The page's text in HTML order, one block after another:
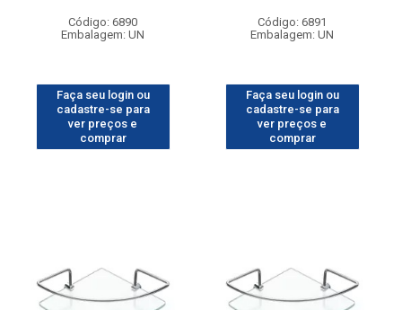
Código: 6890
Embalagem: UN
Faça seu login ou
cadastre-se para
ver preços e
comprar
Código: 6891
Embalagem: UN
Faça seu login ou
cadastre-se para
ver preços e
comprar